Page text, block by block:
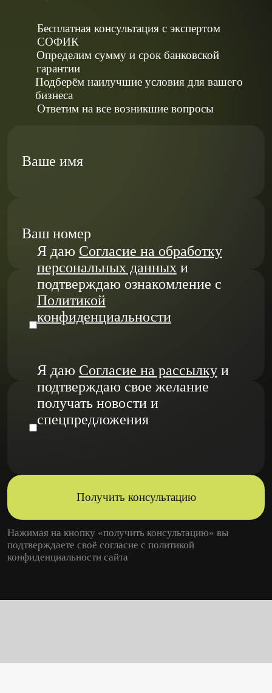
Бесплатная консультация с экспертом
СОФИК
Определим сумму и срок банковской
гарантии
Подберём наилучшие условия для вашего
бизнеса
Ответим на все возникшие вопросы
Ваше имя
Ваш номер
Я даю Согласие на обработку
персональных данных и
подтверждаю ознакомление с
Политикой
конфиденциальности
Я даю Согласие на рассылкуи
подтверждаю свое желание
получать новости и
спецпредложения
Получить консультацию
Нажимая на кнопку «получить консультацию» вы
подтверждаете своё согласие с политикой
конфиденциальностисайта